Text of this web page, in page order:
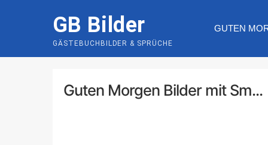
GB Bilder
GÄSTEBUCHBILDER & SPRÜCHE
GUTEN
Guten Morgen Bilder mit Sm...